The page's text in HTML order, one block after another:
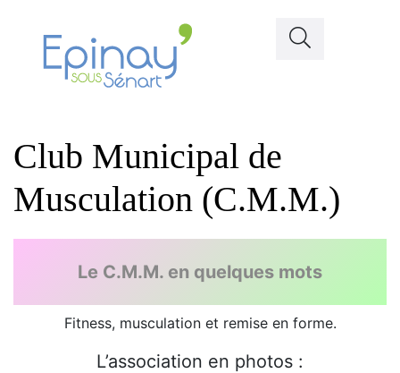
Club Municipal de
Musculation (C.M.M.)
Le C.M.M. en quelques mots
Fitness, musculation et remise en forme.
L’association en photos :